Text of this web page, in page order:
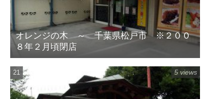
オレンジの木 ～ 千葉県松戸市 ※２００
８年２月頃閉店
5 views